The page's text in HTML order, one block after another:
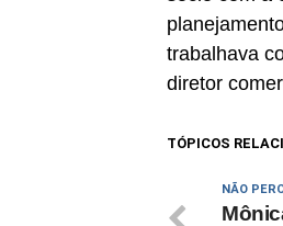
trabalhava
diretor
TÓPICOS
NÃO